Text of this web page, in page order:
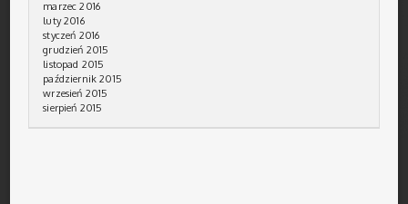
marzec 2016
luty 2016
styczeń 2016
grudzień 2015
listopad 2015
październik 2015
wrzesień 2015
sierpień 2015